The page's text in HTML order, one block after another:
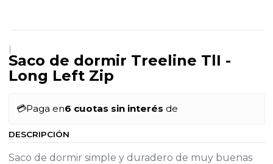
|
Saco de dormir Treeline TlI -
Long Left Zip
💳Paga en6 cuotas sin interés de
DESCRIPCIÓN
Saco de dormir simple y duradero de muy buenas